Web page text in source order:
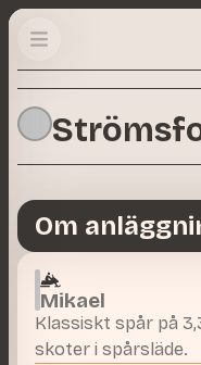
Mikael
Klassiskt spår på
skoter i spårsläde.
Om